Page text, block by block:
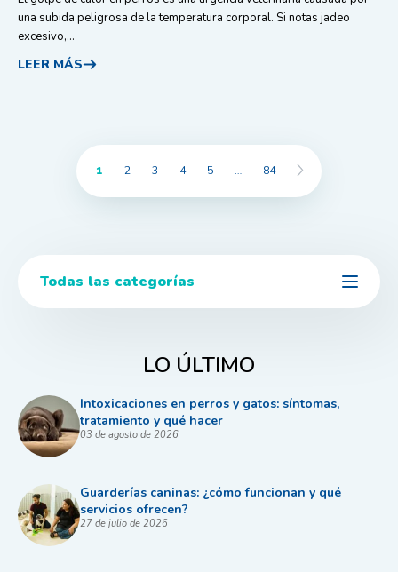
una subida peligrosa de la temperatura corporal. Si notas jadeo
excesivo,...
LEER MÁS
1 2 3 4 5 … 84
Todas las categorías
LO ÚLTIMO
Intoxicaciones en perros y gatos: síntomas,
tratamiento y qué hacer
03 de agosto de 2026
Guarderías caninas: ¿cómo funcionan y qué
servicios ofrecen?
27 de julio de 2026